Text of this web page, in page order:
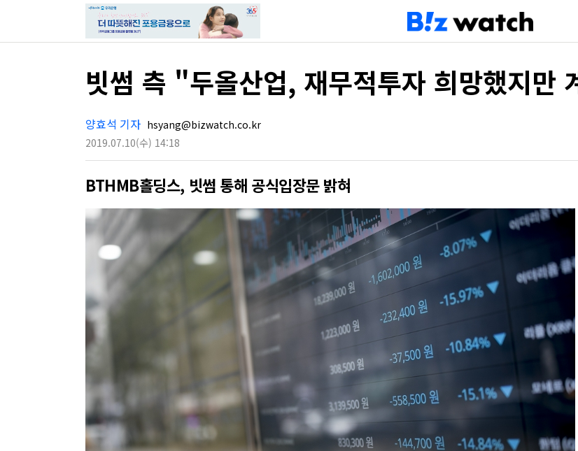
빗썸 측 "두올산업, 재무적투자 희망했지만
양효석 기자 hsyang@bizwatch.co.kr
2019.07.10(수) 14:18
BTHMB홀딩스, 빗썸 통해 공식입장문 밝혀